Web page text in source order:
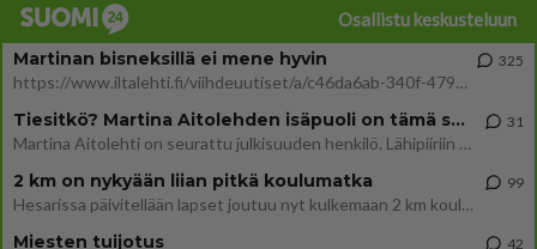
Osallistu keskusteluun
Martinan bisneksillä ei mene hyvin
https://www.iltalehti.fi/viihdeuutiset/a/c46da6ab-340f-4790-aaa7-0865eed2336 Yrityksen konkurssihakemus on tullut kärä
325
Tiesitkö? Martina Aitolehden isäpuoli on tämä suosittu laulaja
Martina Aitolehti on seurattu julkisuuden henkilö. Lähipiiriin mahtuu muitakin tunnettuja henkilöitä. Tiesitkö, että Ma
31
2 km on nykyään liian pitkä koulumatka
Hesarissa päivitellään lapset joutuu nyt kulkemaan 2 km kouluun jösses. Ruostefillarilla tuo matka menee vaikka miten äk
99
Miesten tuijotus 42